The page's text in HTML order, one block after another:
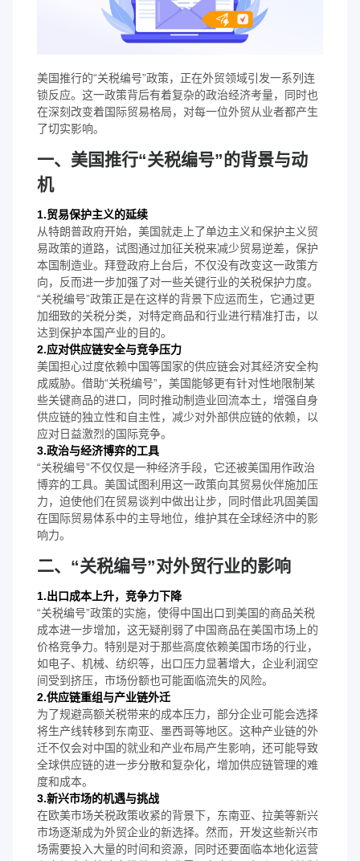
美国推行的“关税编号”政策，正在外贸领域引发一系列连
锁反应。这一政策背后有着复杂的政治经济考量，同时也
在深刻改变着国际贸易格局，对每一位外贸从业者都产生
了切实影响。
一、美国推行“关税编号”的背景与动
机
1.贸易保护主义的延续
从特朗普政府开始，美国就走上了单边主义和保护主义贸
易政策的道路，试图通过加征关税来减少贸易逆差，保护
本国制造业。拜登政府上台后，不仅没有改变这一政策方
向，反而进一步加强了对一些关键行业的关税保护力度。
“关税编号”政策正是在这样的背景下应运而生，它通过更
加细致的关税分类，对特定商品和行业进行精准打击，以
达到保护本国产业的目的。
2.应对供应链安全与竞争压力
美国担心过度依赖中国等国家的供应链会对其经济安全构
成威胁。借助“关税编号”，美国能够更有针对性地限制某
些关键商品的进口，同时推动制造业回流本土，增强自身
供应链的独立性和自主性，减少对外部供应链的依赖，以
应对日益激烈的国际竞争。
3.政治与经济博弈的工具
“关税编号”不仅仅是一种经济手段，它还被美国用作政治
博弈的工具。美国试图利用这一政策向其贸易伙伴施加压
力，迫使他们在贸易谈判中做出让步，同时借此巩固美国
在国际贸易体系中的主导地位，维护其在全球经济中的影
响力。
二、“关税编号”对外贸行业的影响
1.出口成本上升，竞争力下降
“关税编号”政策的实施，使得中国出口到美国的商品关税
成本进一步增加，这无疑削弱了中国商品在美国市场上的
价格竞争力。特别是对于那些高度依赖美国市场的行业，
如电子、机械、纺织等，出口压力显著增大，企业利润空
间受到挤压，市场份额也可能面临流失的风险。
2.供应链重组与产业链外迁
为了规避高额关税带来的成本压力，部分企业可能会选择
将生产线转移到东南亚、墨西哥等地区。这种产业链的外
迁不仅会对中国的就业和产业布局产生影响，还可能导致
全球供应链的进一步分散和复杂化，增加供应链管理的难
度和成本。
3.新兴市场的机遇与挑战
在欧美市场关税政策收紧的背景下，东南亚、拉美等新兴
市场逐渐成为外贸企业的新选择。然而，开发这些新兴市
场需要投入大量的时间和资源，同时还要面临本地化运营